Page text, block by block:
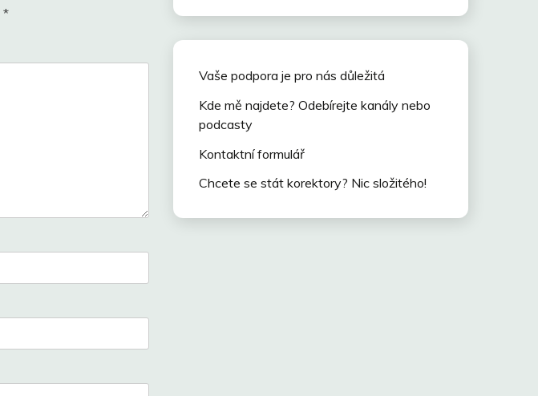
*
Vaše podpora je pro nás důležitá
Kde mě najdete? Odebírejte kanály nebo
podcasty
Kontaktní formulář
Chcete se stát korektory? Nic složitého!